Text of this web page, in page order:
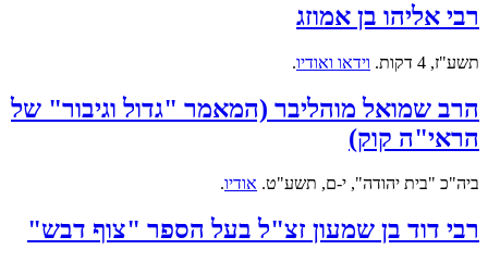
רבי אליהו בן אמוזג
תשע"ז, 4 דקות. וידאו ואודיו.
הרב שמואל מוהליבר (המאמר "גדול וגיבור" של
הראי"ה קוק)
ביה"כ "בית יהודה", י-ם, תשע"ט. אודיו.
רבי דוד בן שמעון זצ"ל בעל הספר "צוף דבש"